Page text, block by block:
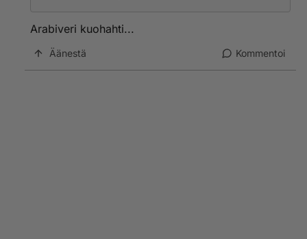
Arabiveri kuohahti...
Äänestä Kommentoi